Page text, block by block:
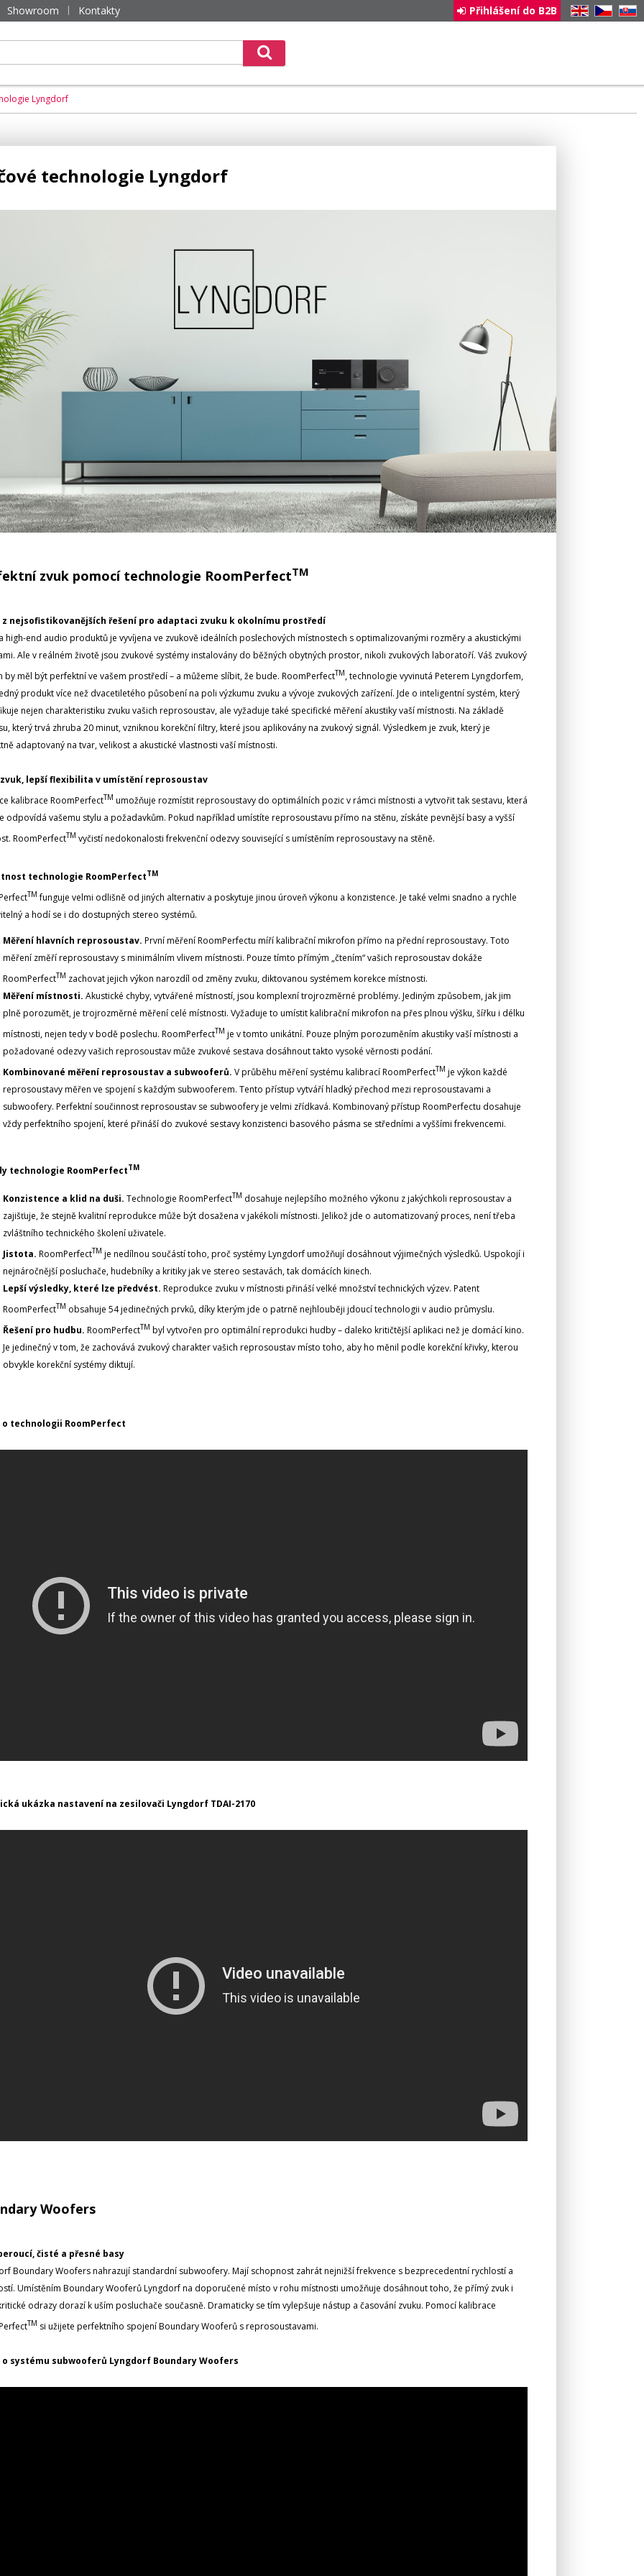
Showroom Kontakty EN CZ SK
Přihlášení do B2B
Lyngdorf
technologie Lyngdorf
zvuk pomocí technologie RoomPerfectTM
z nejsofistikovanějších řešení pro adaptaci zvuku k okolnímu prostředí
high-end audio produktů je vyvíjena ve zvukově ideálních poslechových místnostech s optimalizovanými rozměry a akustickými
Ale v reálném životě jsou zvukové systémy instalovány do běžných obytných prostor, nikoli zvukových laboratoří. Váš zvukový
by měl být perfektní ve vašem prostředí – a můžeme slíbit, že bude. RoomPerfectTM, technologie vyvinutá Peterem Lyngdorfem,
produkt více než dvacetiletého působení na poli výzkumu zvuku a vývoje zvukových zařízení. Jde o inteligentní systém, který
nejen charakteristiku zvuku vašich reprosoustav, ale vyžaduje také specifické měření akustiky vaší místnosti. Na základě
který trvá zhruba 20 minut, vzniknou korekční filtry, které jsou aplikovány na zvukový signál. Výsledkem je zvuk, který je
adaptovaný na tvar, velikost a akustické vlastnosti vaší místnosti.
zvuk, lepší flexibilita v umístění reprosoustav
kalibrace RoomPerfectTM umožňuje rozmístit reprosoustavy do optimálních pozic v rámci místnosti a vytvořit tak sestavu, která
odpovídá vašemu stylu a požadavkům. Pokud například umístíte reprosoustavu přímo na stěnu, získáte pevnější basy a vyšší
RoomPerfectTM vyčistí nedokonalosti frekvenční odezvy související s umístěním reprosoustavy na stěně.
technologie RoomPerfectTM
TM funguje velmi odlišně od jiných alternativ a poskytuje jinou úroveň výkonu a konzistence. Je také velmi snadno a rychle
a hodí se i do dostupných stereo systémů.
Měření hlavních reprosoustav. První měření RoomPerfectu míří kalibrační mikrofon přímo na přední reprosoustavy. Toto
měření změří reprosoustavy s minimálním vlivem místnosti. Pouze tímto přímým „čtením“ vašich reprosoustav dokáže
RoomPerfectTM zachovat jejich výkon narozdíl od změny zvuku, diktovanou systémem korekce místnosti.
Měření místnosti. Akustické chyby, vytvářené místností, jsou komplexní trojrozměrné problémy. Jediným způsobem, jak jim
plně porozumět, je trojrozměrné měření celé místnosti. Vyžaduje to umístit kalibrační mikrofon na přes plnou výšku, šířku i délku
místnosti, nejen tedy v bodě poslechu. RoomPerfectTM je v tomto unikátní. Pouze plným porozuměním akustiky vaší místnosti a
požadované odezvy vašich reprosoustav může zvukové sestava dosáhnout takto vysoké věrnosti podání.
Kombinované měření reprosoustav a subwooferů. V průběhu měření systému kalibrací RoomPerfectTM je výkon každé
reprosoustavy měřen ve spojení s každým subwooferem. Tento přístup vytváří hladký přechod mezi reprosoustavami a
subwoofery. Perfektní součinnost reprosoustav se subwoofery je velmi zřídkavá. Kombinovaný přístup RoomPerfectu dosahuje
vždy perfektního spojení, které přináší do zvukové sestavy konzistenci basového pásma se středními a vyššími frekvencemi.
technologie RoomPerfectTM
Konzistence a klid na duši. Technologie RoomPerfectTM dosahuje nejlepšího možného výkonu z jakýchkoli reprosoustav a
zajišťuje, že stejně kvalitní reprodukce může být dosažena v jakékoli místnosti. Jelikož jde o automatizovaný proces, není třeba
zvláštního technického školení uživatele.
Jistota. RoomPerfectTM je nedílnou součástí toho, proč systémy Lyngdorf umožňují dosáhnout výjimečných výsledků. Uspokojí i
nejnáročnější posluchače, hudebníky a kritiky jak ve stereo sestavách, tak domácích kinech.
Lepší výsledky, které lze předvést. Reprodukce zvuku v místnosti přináší velké množství technických výzev. Patent
RoomPerfectTM obsahuje 54 jedinečných prvků, díky kterým jde o patrně nejhlouběji jdoucí technologii v audio průmyslu.
Řešení pro hudbu. RoomPerfectTM byl vytvořen pro optimální reprodukci hudby – daleko kritičtější aplikaci než je domácí kino.
Je jedinečný v tom, že zachovává zvukový charakter vašich reprosoustav místo toho, aby ho měnil podle korekční křivky, kterou
obvykle korekční systémy diktují.
o technologii RoomPerfect
ukázka nastavení na zesilovači Lyngdorf TDAI-2170
Woofers
čisté a přesné basy
Boundary Woofers nahrazují standardní subwoofery. Mají schopnost zahrát nejnižší frekvence s bezprecedentní rychlostí a
Umístěním Boundary Wooferů Lyngdorf na doporučené místo v rohu místnosti umožňuje dosáhnout toho, že přímý zvuk i
odrazy dorazí k uším posluchače současně. Dramaticky se tím vylepšuje nástup a časování zvuku. Pomocí kalibrace
TM si užijete perfektního spojení Boundary Wooferů s reprosoustavami.
o systému subwooferů Lyngdorf Boundary Woofers